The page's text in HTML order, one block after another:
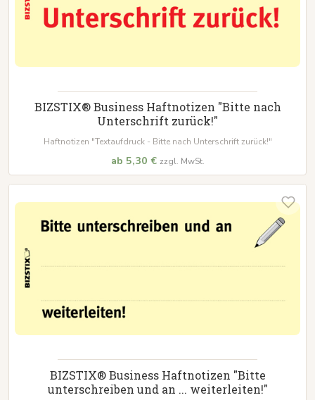
BIZSTIX® Business Haftnotizen "Bitte nach
Unterschrift zurück!"
Haftnotizen "Textaufdruck - Bitte nach Unterschrift zurück!"
ab 5,30 € zzgl. MwSt.
BIZSTIX® Business Haftnotizen "Bitte
unterschreiben und an ... weiterleiten!"